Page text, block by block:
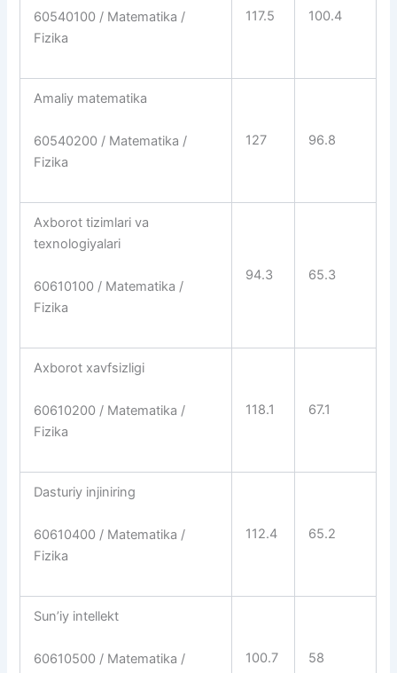
60540100 / Matematika /
Fizika
117.5 100.4
Amaliy matematika
60540200 / Matematika /
Fizika
127 96.8
Axborot tizimlari va
texnologiyalari
60610100 / Matematika /
Fizika
94.3 65.3
Axborot xavfsizligi
60610200 / Matematika /
Fizika
118.1 67.1
Dasturiy injiniring
60610400 / Matematika /
Fizika
112.4 65.2
Sunʼiy intellekt
60610500 / Matematika /
100.7 58